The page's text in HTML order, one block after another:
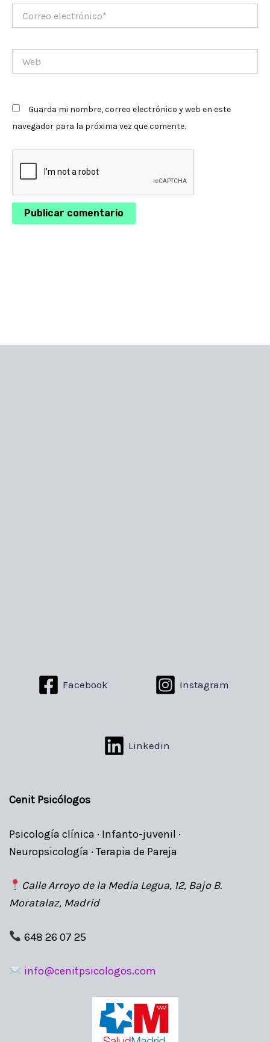
electrónico*
Guarda mi nombre, correo electrónico y web en este
navegador para la próxima vez que comente.
Facebook Instagram
Linkedin
Cenit Psicólogos
Psicología clínica · Infanto-juvenil ·
Neuropsicología · Terapia de Pareja
Calle Arroyo de la Media Legua, 12, Bajo B.
Moratalaz, Madrid
648 26 07 25
info@cenitpsicologos.com